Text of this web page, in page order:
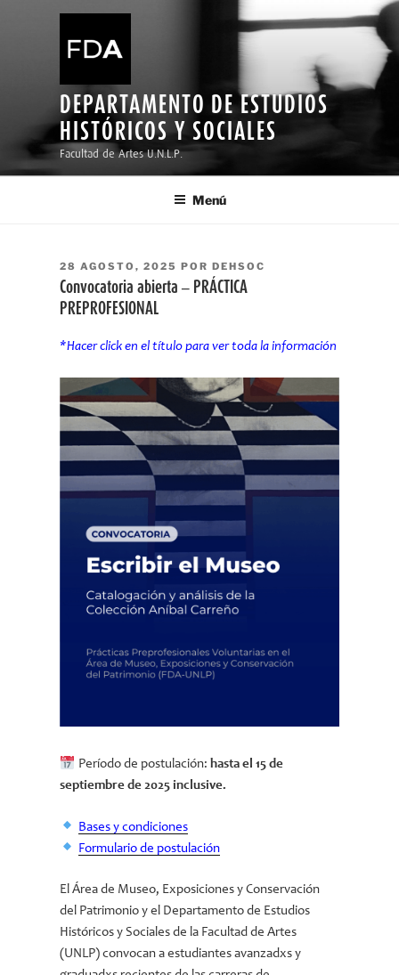
DEPARTAMENTO DE ESTUDIOS
HISTÓRICOS Y SOCIALES
Facultad de Artes U.N.L.P.
Menú
PUBLICADO
EL
28 AGOSTO, 2025 PORDEHSOC
Convocatoria abierta – PRÁCTICA
PREPROFESIONAL
*Hacer click en el título para ver toda la información
Período de postulación: hasta el 15 de
septiembre de 2025 inclusive.
Bases y condiciones
Formulario de postulación
El Área de Museo, Exposiciones y Conservación
del Patrimonio y el Departamento de Estudios
Históricos y Sociales de la Facultad de Artes
(UNLP) convocan a estudiantes avanzadxs y